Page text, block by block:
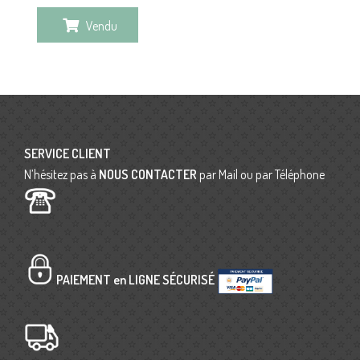
Vendu
SERVICE CLIENT
N’hésitez pas à NOUS CONTACTER par Mail ou par Téléphone
PAIEMENT en LIGNE SÉCURISÉ